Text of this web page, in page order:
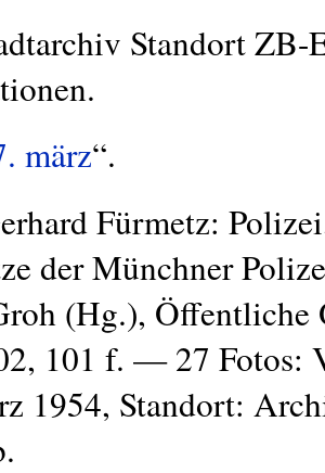
Standort
märz“.
Fürmetz:
der Münchner
(Hg.), Öffentliche
101 f. — 27 Fotos:
1954, Standort: